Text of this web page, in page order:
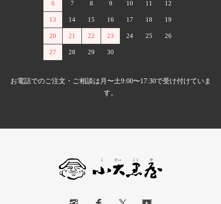
6 7 8 9 10 11 12
13 14 15 16 17 18 19
20 21 22 23 24 25 26
27 28 29 30
お電話でのご注文・ご相談は月〜土9:00〜17:30で受け付けていま
す。